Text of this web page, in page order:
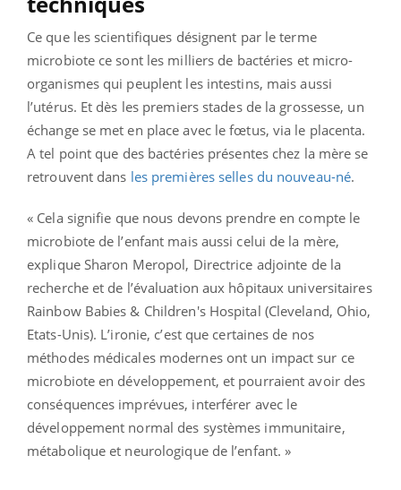
Ce que les scientifiques désignent par le terme
microbiote ce sont les milliers de bactéries et micro-
organismes qui peuplent les intestins, mais aussi
l’utérus. Et dès les premiers stades de la grossesse, un
échange se met en place avec le fœtus, via le placenta.
A tel point que des bactéries présentes chez la mère se
retrouvent dans les premières selles du nouveau-né.
« Cela signifie que nous devons prendre en compte le
microbiote de l’enfant mais aussi celui de la mère,
explique Sharon Meropol, Directrice adjointe de la
recherche et de l’évaluation aux hôpitaux universitaires
Rainbow Babies & Children's Hospital (Cleveland, Ohio,
Etats-Unis). L’ironie, c’est que certaines de nos
méthodes médicales modernes ont un impact sur ce
microbiote en développement, et pourraient avoir des
conséquences imprévues, interférer avec le
développement normal des systèmes immunitaire,
métabolique et neurologique de l’enfant. »